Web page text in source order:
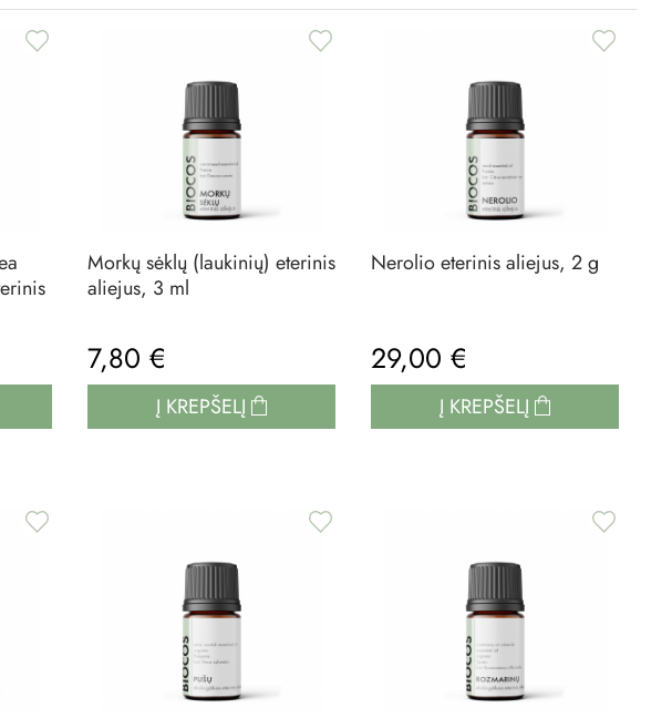
Morkų sėklų (laukinių) eterinis
aliejus, 3 ml
7,80 €
Į KREPŠELĮ
Nerolio eterinis aliejus, 2 g
29,00 €
Į KREPŠELĮ